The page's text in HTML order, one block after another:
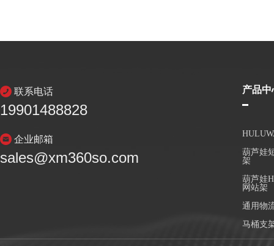
联系电话
19901488828
企业邮箱
sales@xm360so.com
产品中
葫芦娃
架
葫芦娃
网站架
通用物
马桶支